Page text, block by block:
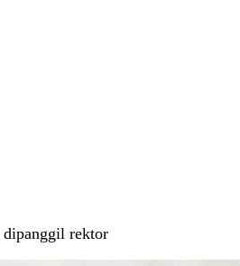
dipanggil rektor